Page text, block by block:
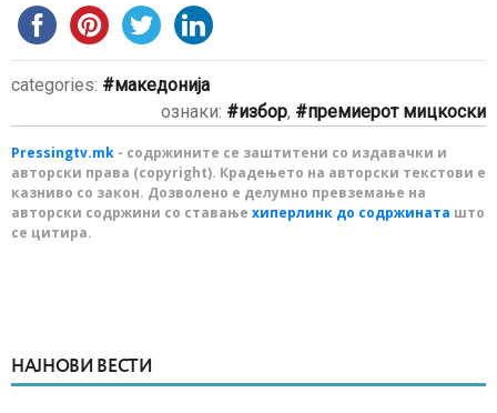
categories:
македонија
ознаки:
избор, премиерот мицкоски
Pressingtv.mk - содржините се заштитени со издавачки и
авторски права (copyright). Крадењето на авторски текстови е
казниво со закон. Дозволено е делумно превземање на
авторски содржини со ставање хиперлинк до содржината што
се цитира.
НАЈНОВИ ВЕСТИ